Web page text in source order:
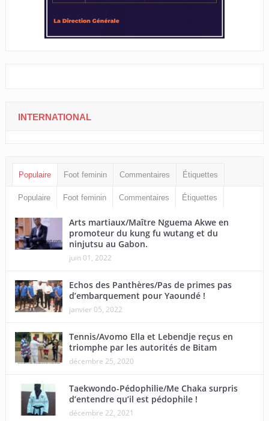
INTERNATIONAL
Populaire Foot feminin Commentaires Étiquettes
Populaire Foot feminin Commentaires Étiquettes
Arts martiaux/Maître Nguema Akwe en
promoteur du kung fu wutang et du
ninjutsu au Gabon.
juin 01, 2022
Echos des Panthères/Pas de primes pas
d’embarquement pour Yaoundé !
janvier 05, 2022
Tennis/Avomo Ella et Lebendje reçus en
triomphe par les autorités de Bitam
décembre 25, 2020
Taekwondo-Pédophilie/Me Chaka surpris
d’entendre qu’il est pédophile !
décembre 22, 2021